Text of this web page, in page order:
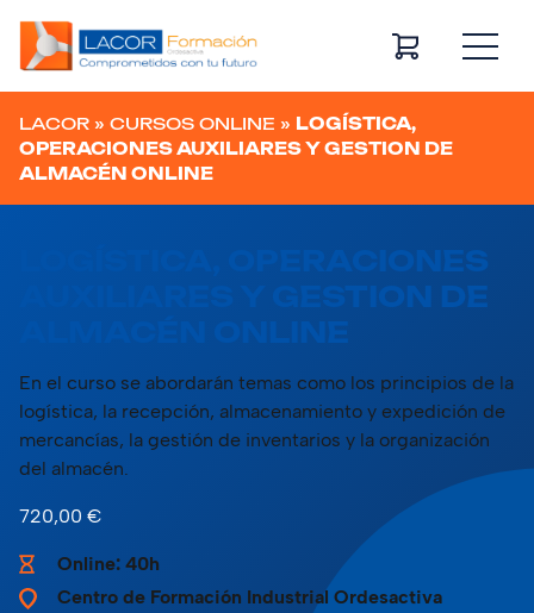
Navegación principal
LACOR » CURSOS ONLINE » LOGÍSTICA,
OPERACIONES AUXILIARES Y GESTION DE
ALMACÉN ONLINE
LOGÍSTICA, OPERACIONES
AUXILIARES Y GESTION DE
ALMACÉN ONLINE
En el curso se abordarán temas como los principios de la
logística, la recepción, almacenamiento y expedición de
mercancías, la gestión de inventarios y la organización
del almacén.
720,00 €
Online: 40h
Centro de Formación Industrial Ordesactiva